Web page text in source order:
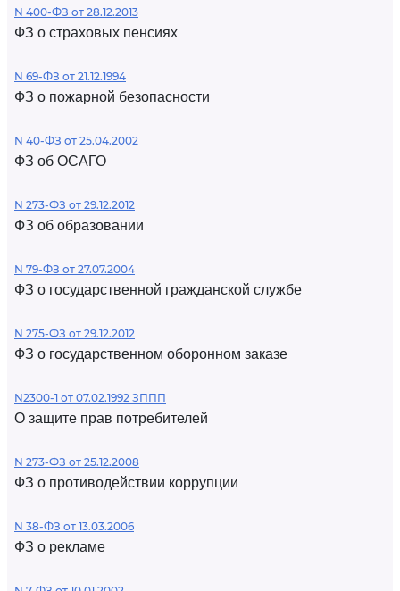
N 400-ФЗ от 28.12.2013
ФЗ о страховых пенсиях
N 69-ФЗ от 21.12.1994
ФЗ о пожарной безопасности
N 40-ФЗ от 25.04.2002
ФЗ об ОСАГО
N 273-ФЗ от 29.12.2012
ФЗ об образовании
N 79-ФЗ от 27.07.2004
ФЗ о государственной гражданской службе
N 275-ФЗ от 29.12.2012
ФЗ о государственном оборонном заказе
N2300-1 от 07.02.1992 ЗППП
О защите прав потребителей
N 273-ФЗ от 25.12.2008
ФЗ о противодействии коррупции
N 38-ФЗ от 13.03.2006
ФЗ о рекламе